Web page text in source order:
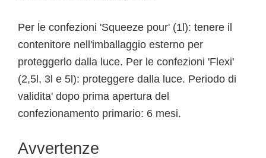
Per le confezioni 'Squeeze pour' (1l): tenere il
contenitore nell'imballaggio esterno per
proteggerlo dalla luce. Per le confezioni 'Flexi'
(2,5l, 3l e 5l): proteggere dalla luce. Periodo di
validita' dopo prima apertura del
confezionamento primario: 6 mesi.
Avvertenze